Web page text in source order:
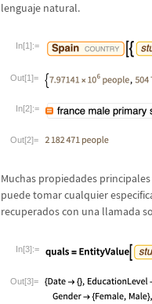
lenguaje natural.
In[1]:=
Out[1]=
In[2]:=
Out[2]=
Muchas propiedades
puede tomar cualquier
recuperados con una llamada
In[3]:=
Out[3]=